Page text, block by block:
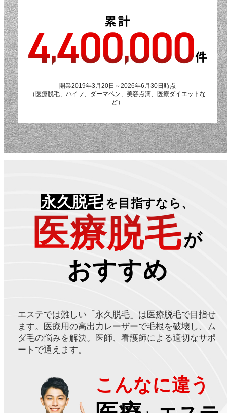
開業2019年3月20日～2026年6月30日時点
（医療脱毛、ハイフ、ダーマペン、美容点滴、医療ダイエットな
ど）
永久脱毛 を目指すなら、
医療脱毛が
おすすめ
エステでは難しい「永久脱毛」は医療脱毛で目指せ
ます。医療用の高出力レーザーで毛根を破壊し、ム
ダ毛の悩みを解決。医師、看護師による適切なサポ
ートで通えます。
こんなに違う